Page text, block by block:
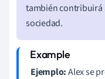
también contribuirá
sociedad.
Ejemplo:Alex se